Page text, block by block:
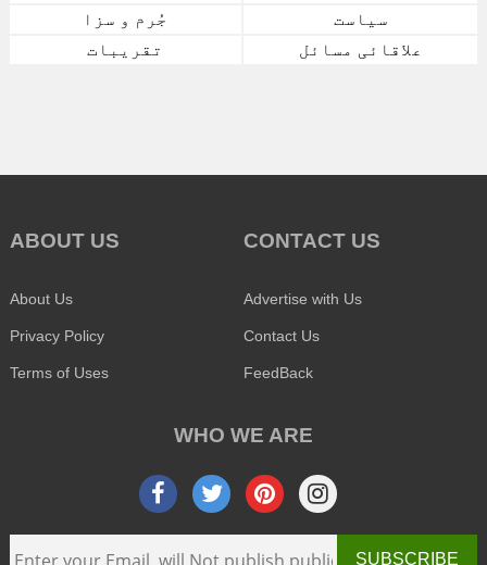
سیاست
جُرم و سزا
علاقائی مسائل
تقریبات
ABOUT US
About Us
Privacy Policy
Terms of Uses
CONTACT US
Advertise with Us
Contact Us
FeedBack
WHO WE ARE
SUBSCRIBE